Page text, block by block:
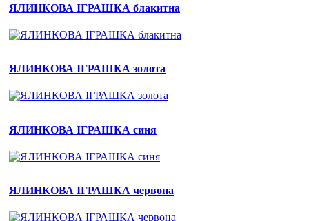
ЯЛИНКОВА ІГРАШКА блакитна
ЯЛИНКОВА ІГРАШКА золота
ЯЛИНКОВА ІГРАШКА синя
ЯЛИНКОВА ІГРАШКА червона